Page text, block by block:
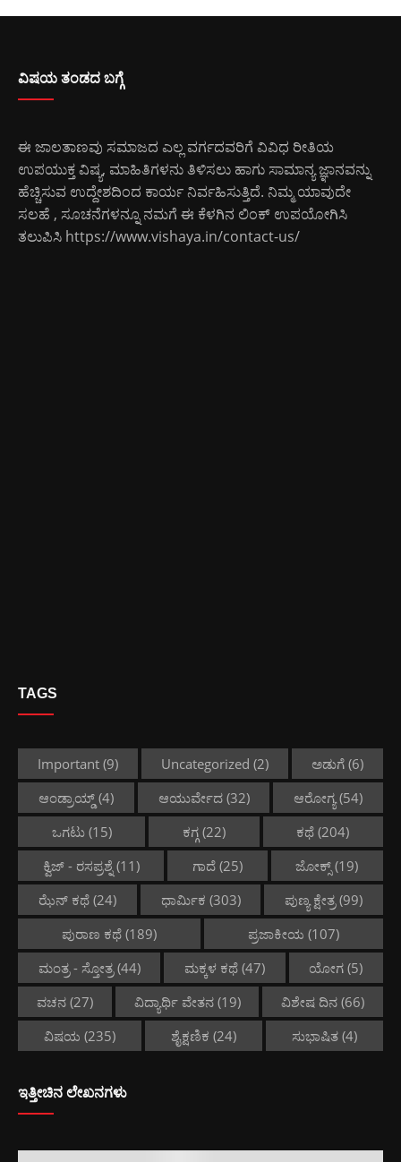
ವಿಷಯ ತಂಡದ ಬಗ್ಗೆ
ಈ ಜಾಲತಾಣವು ಸಮಾಜದ ಎಲ್ಲ ವರ್ಗದವರಿಗೆ ವಿವಿಧ ರೀತಿಯ
ಉಪಯುಕ್ತ ವಿಷ್ಯ, ಮಾಹಿತಿಗಳನು ತಿಳಿಸಲು ಹಾಗು ಸಾಮಾನ್ಯ ಜ್ಞಾನವನ್ನು
ಹೆಚ್ಚಿಸುವ ಉದ್ದೇಶದಿಂದ ಕಾರ್ಯ ನಿರ್ವಹಿಸುತ್ತಿದೆ. ನಿಮ್ಮ ಯಾವುದೇ
ಸಲಹೆ , ಸೂಚನೆಗಳನ್ನೂ ನಮಗೆ ಈ ಕೆಳಗಿನ ಲಿಂಕ್ ಉಪಯೋಗಿಸಿ
ತಲುಪಿಸಿ https://www.vishaya.in/contact-us/
TAGS
Important (9) Uncategorized (2) ಅಡುಗೆ (6)
ಆಂಡ್ರಾಯ್ಡ್(4) ಆಯುರ್ವೇದ(32) ಆರೋಗ್ಯ(54)
ಒಗಟು(15) ಕಗ್ಗ(22) ಕಥೆ (204)
ಕ್ವಿಜ್ - ರಸಪ್ರಶ್ನೆ(11) ಗಾದೆ(25) ಜೋಕ್ಸ್(19)
ಝೆನ್ ಕಥೆ(24) ಧಾರ್ಮಿಕ (303) ಪುಣ್ಯ ಕ್ಷೇತ್ರ(99)
ಪುರಾಣ ಕಥೆ (189) ಪ್ರಜಾಕೀಯ (107)
ಮಂತ್ರ - ಸ್ತೋತ್ರ(44) ಮಕ್ಕಳ ಕಥೆ(47) ಯೋಗ (5)
ವಚನ(27) ವಿದ್ಯಾರ್ಥಿ ವೇತನ(19) ವಿಶೇಷ ದಿನ (66)
ವಿಷಯ (235) ಶೈಕ್ಷಣಿಕ (24) ಸುಭಾಷಿತ (4)
ಇತ್ತೀಚಿನ ಲೇಖನಗಳು